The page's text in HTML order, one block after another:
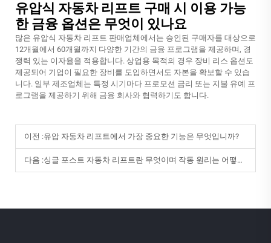
유압식 자동차 리프트 구매 시 이용 가능
한 금융 옵션은 무엇이 있나요
많은 유압식 자동차 리프트 판매업체에서는 승인된 구매자를 대상으로
12개월에서 60개월까지 다양한 기간의 금융 프로그램을 제공하며, 경
쟁력 있는 이자율을 적용합니다. 상업용 목적의 경우 장비 리스 옵션도
제공되어 기업이 필요한 장비를 도입하면서도 자본을 확보할 수 있습
니다. 일부 제조업체는 특정 시기마다 프로모션 금리 또는 지불 유예 프
로그램을 제공하기 위해 금융 회사와 협력하기도 합니다.
이전 :유압 자동차 리프트에서 가장 중요한 기능은 무엇입니까?
다음 :싱글 포스트 자동차 리프트란 무엇이며 작동 원리는 어떻게 되나요?